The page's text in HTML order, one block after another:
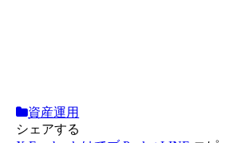
資産運用
シェアする